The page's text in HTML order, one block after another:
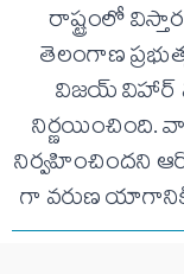
రాష్ట్రంలో
తెలంగాణ
విజయ్ విహార్
నిర్ణయించింది.
నిర్వహించిందని
గా వరుణ